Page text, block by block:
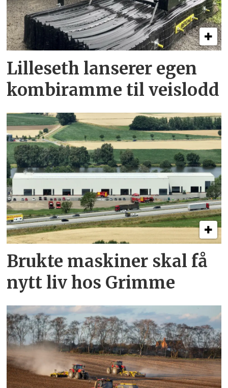
Lilleseth lanserer egen
kombi­ramme til veislodd
Brukte maskiner skal få
nytt liv hos Grimme